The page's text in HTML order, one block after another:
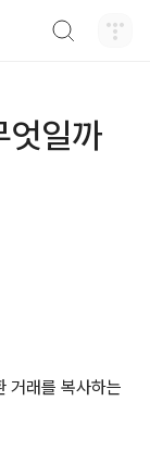
엇일까
거래를 복사하는